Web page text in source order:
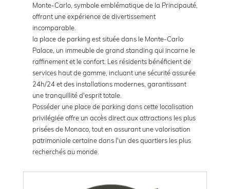
Monte-Carlo, symbole emblématique de la Principauté,
offrant une expérience de divertissement
incomparable.
la place de parking est située dans le Monte-Carlo
Palace, un immeuble de grand standing qui incarne le
raffinement et le confort. Les résidents bénéficient de
services haut de gamme, incluant une sécurité assurée
24h/24 et des installations modernes, garantissant
une tranquillité d'esprit totale.
Posséder une place de parking dans cette localisation
privilégiée offre un accès direct aux attractions les plus
prisées de Monaco, tout en assurant une valorisation
patrimoniale certaine dans l'un des quartiers les plus
recherchés au monde.